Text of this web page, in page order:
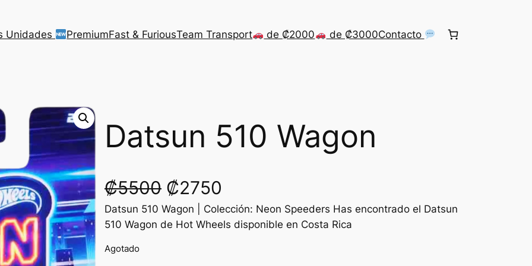
Unidades PremiumFast & FuriousTeam Transport de ₡2000 de ₡3000Contacto
Datsun 510 Wagon
₡5500 O
r
₡2750
u
Datsun 510 Wagon | Colección: Neon Speeders Has encontrado el Datsun
510 Wagon de Hot Wheels disponible en Costa Rica
Agotado